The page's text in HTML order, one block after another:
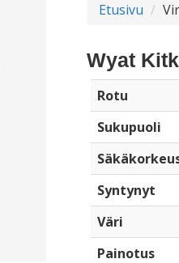
Etusivu
Wyat
Rotu
Sukupuoli
Syntynyt
Väri
Painotus